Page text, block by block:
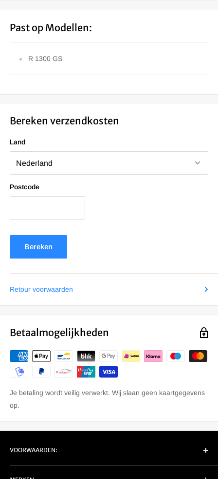
Past op Modellen:
R 1300 GS
Bereken verzendkosten
Land
Postcode
Bereken
Retour voorwaarden
Betaalmogelijkheden
Je betaling wordt veilig verwerkt. Wij slaan geen kaartgegevens
op.
VOORWAARDEN:
EU Retour/ Garantie